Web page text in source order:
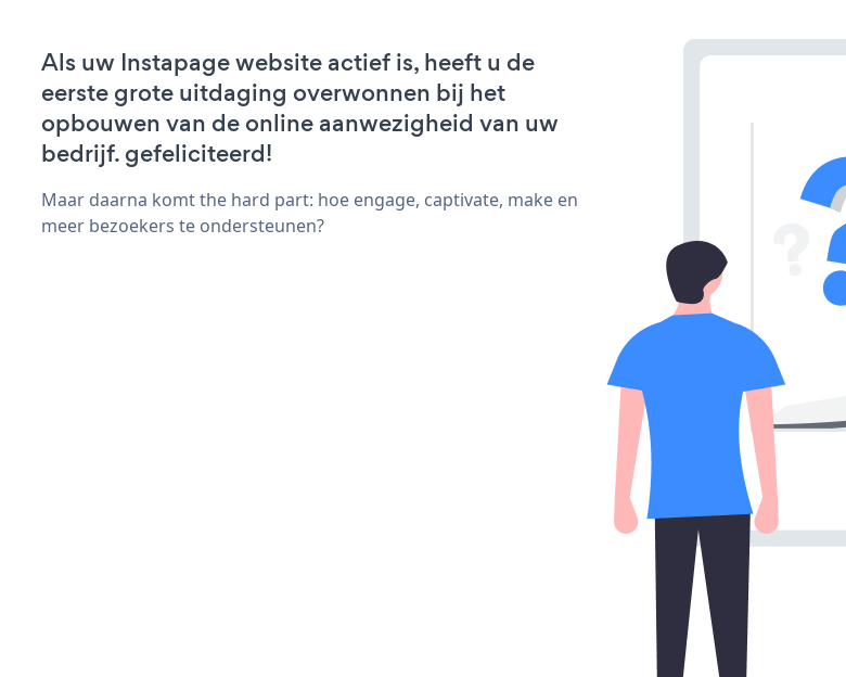
Als uw Instapage website actief is, heeft u de
eerste grote uitdaging overwonnen bij het
opbouwen van de online aanwezigheid van uw
bedrijf. gefeliciteerd!
Maar daarna komt the hard part: hoe engage, captivate, make en
meer bezoekers te ondersteunen?